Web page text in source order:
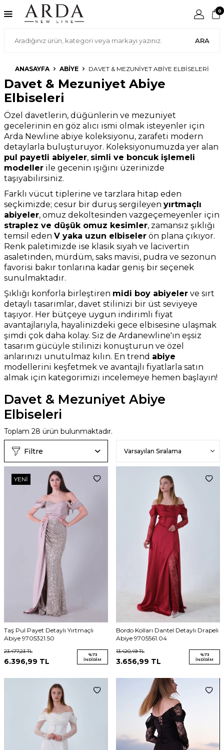
ARA
0
ANASAYFA ABIYE DAVET & MEZUNIYET ABIYE ELBISELERI
Davet & Mezuniyet Abiye
Elbiseleri
Özel davetlerin, düğünlerin ve mezuniyet
gecelerinin en göz alıcı ismi olmak isteyenler için
Arda Newline abiye koleksiyonu, zarafeti modern
detaylarla buluşturuyor. Koleksiyonumuzda yer alan
pul payetli abiyeler, simli ve boncuk işlemeli
modeller ile gecenin ışığını üzerinizde
taşıyabilirsiniz.
Farklı vücut tiplerine ve tarzlara hitap eden
seçkimizde; cesur bir duruş sergileyen yırtmaçlı
abiyeler, omuz dekoltesinden vazgeçemeyenler için
straplez ve düşük omuz kesimler, zamansız şıklığı
temsil eden V yaka uzun elbiseler ön plana çıkıyor.
Renk paletimizde ise klasik siyah ve lacivertin
asaletinden, mürdüm, saks mavisi, pudra ve sezonun
favorisi bakır tonlarına kadar geniş bir seçenek
sunulmaktadır.
Şıklığı konforla birleştiren midi boy abiyeler ve sırt
detaylı tasarımlar, davet stilinizi bir üst seviyeye
taşıyor. Her bütçeye uygun indirimli fiyat
avantajlarıyla, hayalinizdeki gece elbisesine ulaşmak
şimdi çok daha kolay. Siz de Ardanewline'ın eşsiz
tasarım gücüyle stilinizi konuşturun ve özel
anlarınızı unutulmaz kılın. En trend abiye
modellerini keşfetmek ve avantajlı fiyatlarla satın
almak için kategorimizi incelemeye hemen başlayın!
Davet & Mezuniyet Abiye
Elbiseleri
Toplam 28 ürün bulunmaktadır.
Filtre
YENI
Taş Pul Payet Detaylı Yırtmaçlı
Abiye 9705321.50
23.477,23TL
6.396,99 TL
%73
İNDIRIM
Bordo Kolları Dantel Detaylı Drapeli
Abiye 9705561.04
13.420,49TL
3.656,99 TL
%73
İNDIRIM